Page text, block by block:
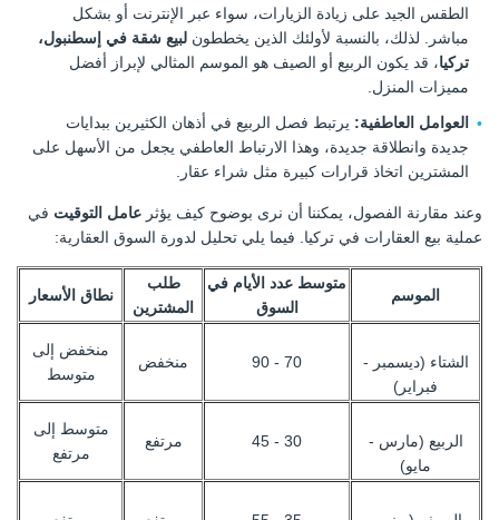
الطقس الجيد على زيادة الزيارات، سواء عبر الإنترنت أو بشكل
مباشر. لذلك، بالنسبة لأولئك الذين يخططون لبيع شقة في إسطنبول،
تركيا، قد يكون الربيع أو الصيف هو الموسم المثالي لإبراز أفضل
مميزات المنزل.
العوامل العاطفية: يرتبط فصل الربيع في أذهان الكثيرين ببدايات
جديدة وانطلاقة جديدة، وهذا الارتباط العاطفي يجعل من الأسهل على
المشترين اتخاذ قرارات كبيرة مثل شراء عقار.
وعند مقارنة الفصول، يمكننا أن نرى بوضوح كيف يؤثر عامل التوقيت في
عملية بيع العقارات في تركيا. فيما يلي تحليل لدورة السوق العقارية:
الموسم
متوسط عدد الأيام في
السوق
طلب
المشترين
نطاق الأسعار
الشتاء (ديسمبر -
فبراير)
70 - 90 منخفض
منخفض إلى
متوسط
الربيع (مارس -
مايو)
30 - 45 مرتفع
متوسط إلى
مرتفع